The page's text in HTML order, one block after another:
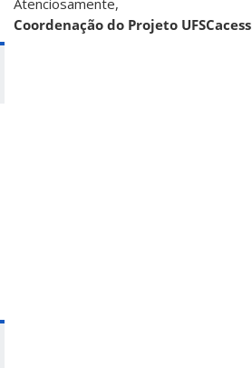
Atenciosamente,
Coordenação do Projeto